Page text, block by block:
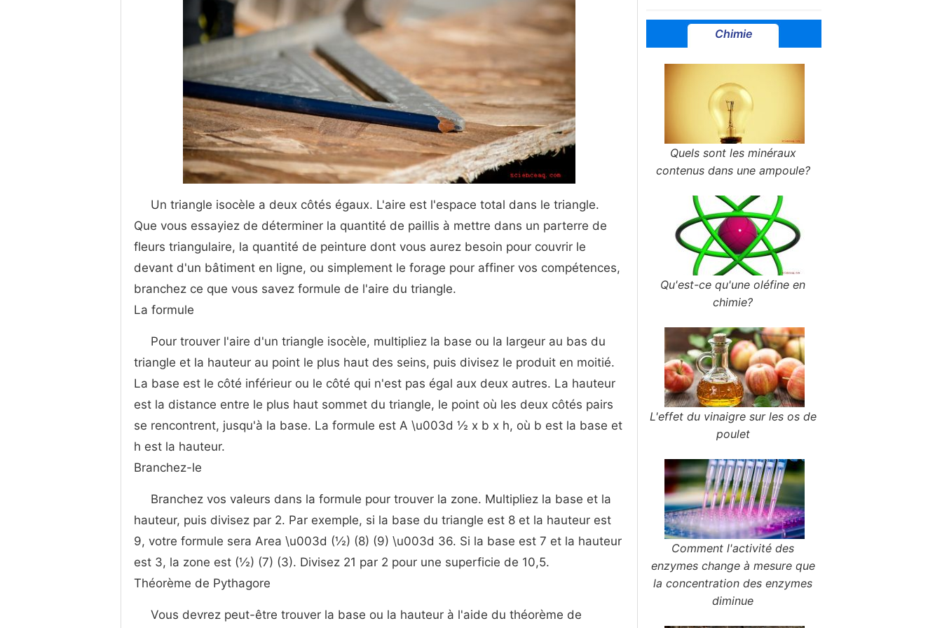
Un triangle isocèle a deux côtés égaux. L'aire est l'espace total dans le triangle.
Que vous essayiez de déterminer la quantité de paillis à mettre dans un parterre de
fleurs triangulaire, la quantité de peinture dont vous aurez besoin pour couvrir le
devant d'un bâtiment en ligne, ou simplement le forage pour affiner vos compétences,
branchez ce que vous savez formule de l'aire du triangle.
La formule
Pour trouver l'aire d'un triangle isocèle, multipliez la base ou la largeur au bas du
triangle et la hauteur au point le plus haut des seins, puis divisez le produit en moitié.
La base est le côté inférieur ou le côté qui n'est pas égal aux deux autres. La hauteur
est la distance entre le plus haut sommet du triangle, le point où les deux côtés pairs
se rencontrent, jusqu'à la base. La formule est A \u003d ½ x b x h, où b est la base et
h est la hauteur.
Branchez-le
Branchez vos valeurs dans la formule pour trouver la zone. Multipliez la base et la
hauteur, puis divisez par 2. Par exemple, si la base du triangle est 8 et la hauteur est
9, votre formule sera Area \u003d (½) (8) (9) \u003d 36. Si la base est 7 et la hauteur
est 3, la zone est (½) (7) (3). Divisez 21 par 2 pour une superficie de 10,5.
Théorème de Pythagore
Vous devrez peut-être trouver la base ou la hauteur à l'aide du théorème de
Chimie
Quels sont les minéraux
contenus dans une ampoule?
Qu'est-ce qu'une oléfine en
chimie?
L'effet du vinaigre sur les os de
poulet
Comment l'activité des
enzymes change à mesure que
la concentration des enzymes
diminue